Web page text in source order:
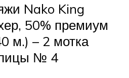
Nako King
50% премиум
м.) – 2 мотка
№ 4